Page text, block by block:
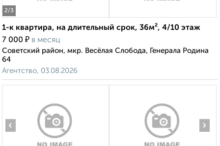
2/3
1-к квартира, на длительный срок, 36м², 4/10 этаж
7 000 ₽ в месяц
Советский район, мкр. Весёлая Слобода, Генерала Родина
64
Агентство, 03.08.2026
‹ ›